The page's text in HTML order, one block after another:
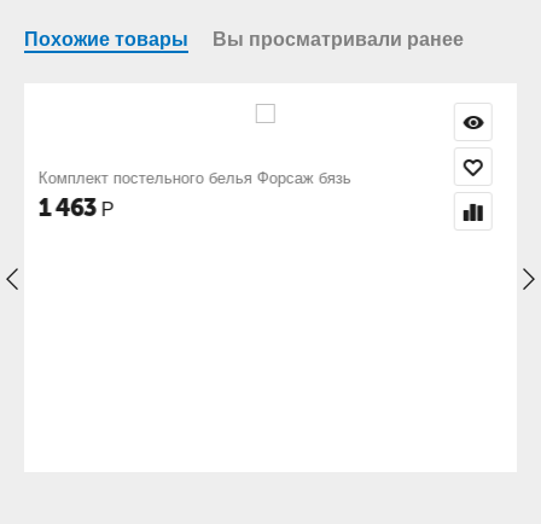
Похожие товары Вы просматривали ранее
Комплект постельного белья Форвард бязь